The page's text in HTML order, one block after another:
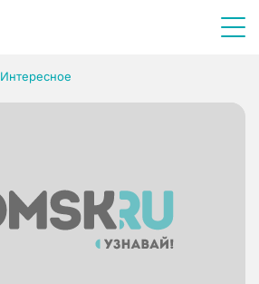
Интересное